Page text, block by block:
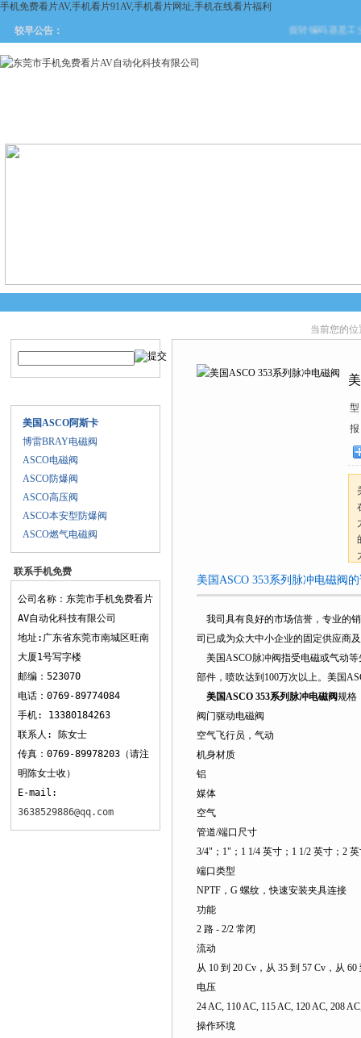
手机免费看片AV,手机看片91AV,手机看片网址,手机在线看片福利
较早公告： 旋转编码器是工
AV
美国ASCO阿斯卡
博雷BRAY电磁阀
ASCO电磁阀
ASCO防爆阀
ASCO高压阀
ASCO本安型防爆阀
ASCO燃气电磁阀
联系手机免费
看片AV
公司名称：东莞市手机免费看片
AV自动化科技有限公司
地址:广东省东莞市南城区旺南
大厦1号写字楼
邮编：523070
电话：0769-89774084
手机: 13380184263
联系人: 陈女士
传真：0769-89978203（请注
明陈女士收）
E-mail:
3638529886@qq.com
当前您的位
美国ASCO 353系列脉冲电磁阀
我司具有良好的市场信誉，专业的
司已成为众大中小企业的固定供应商
美国ASCO脉冲阀指受电磁或气动
部件，喷吹达到100万次以上。美国
美国ASCO 353系列脉冲电磁阀规格
阀门驱动电磁阀
空气飞行员，气动
机身材质
铝
媒体
空气
管道/端口尺寸
3/4"；1"；1 1/4 英寸；1 1/2 英寸；2
端口类型
NPTF，G 螺纹，快速安装夹具连接
功能
2 路 - 2/2 常闭
流动
从 10 到 20 Cv，从 35 到 57 Cv，从 60
电压
24 AC, 110 AC, 115 AC, 120 AC, 208
操作环境